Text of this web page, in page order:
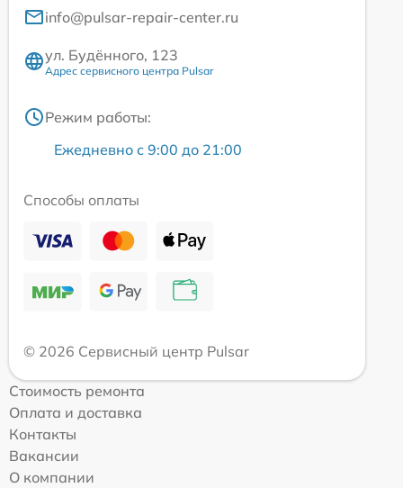
info@pulsar-repair-center.ru
ул. Будённого, 123
Адрес сервисного центра Pulsar
Режим работы:
Ежедневно с 9:00 до 21:00
Способы оплаты
© 2026 Сервисный центр Pulsar
Стоимость ремонта
Оплата и доставка
Контакты
Вакансии
О компании